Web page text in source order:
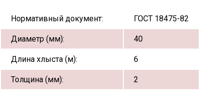
Нормативный документ: ГОСТ 18475-82
Диаметр (мм): 40
Длина хлыста (м): 6
Толщина (мм): 2